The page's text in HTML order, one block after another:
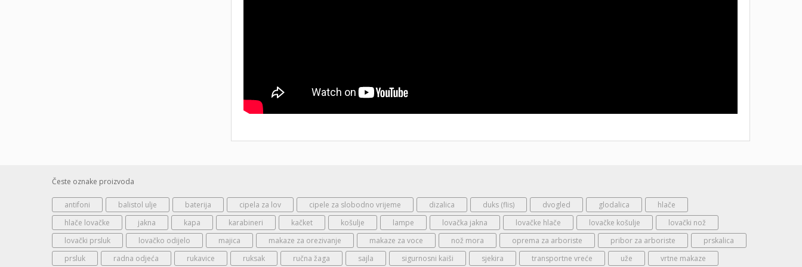
Česte oznake proizvoda
antifoni balistol ulje baterija cipela za lov cipele za slobodno vrijeme dizalica duks (flis) dvogled glodalica
hlače
hlače lovačke
jakna kapa karabineri kačket košulje lampe lovačka jakna lovačke hlače lovačke košulje
lovački nož
lovački prsluk
lovačko odijelo majica makaze za orezivanje makaze za voce nož mora oprema za arboriste pribor za arboriste
prskalica
prsluk
radna odjeća rukavice ruksak ručna žaga sajla sigurnosni kaiši sjekira transportne vreće uže vrtne makaze